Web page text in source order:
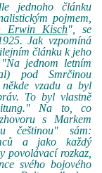
jednoho článku
pojmem,
Erwin Kisch", se
Jak vzpomíná
článku k jeho
jednom letním
pod Smrčinou
vzadu a byl
To byl vlastně
Na to, co
s Markem
češtinou" sám:
a jako každý
povolávací rozkaz,
svého bojového